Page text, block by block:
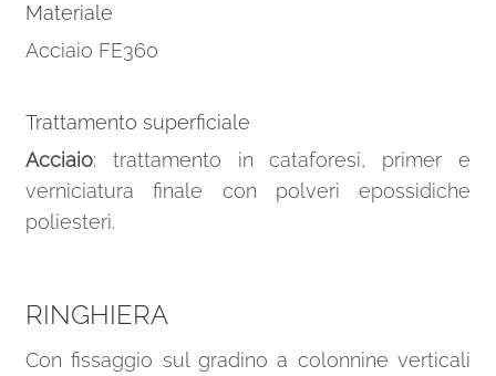
Materiale
Acciaio FE360
Trattamento superficiale
Acciaio: trattamento in cataforesi, primer e
verniciatura finale con polveri epossidiche
poliesteri.
RINGHIERA
Con fissaggio sul gradino a colonnine verticali